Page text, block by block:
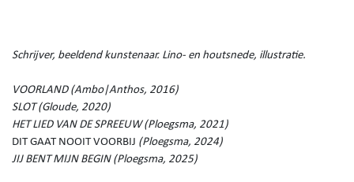
Schrijver, beeldend kunstenaar. Lino- en houtsnede, illustratie.
VOORLAND (Ambo|Anthos, 2016)
SLOT (Gloude, 2020)
HET LIED VAN DE SPREEUW (Ploegsma, 2021)
DIT GAAT NOOIT VOORBIJ (Ploegsma, 2024)
JIJ BENT MIJN BEGIN (Ploegsma, 2025)